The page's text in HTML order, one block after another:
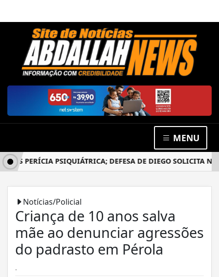
MENU
PERÍCIA PSIQUIÁTRICA; DEFESA DE DIEGO SOLICITA NOVO
Notícias/Policial
Criança de 10 anos salva
mãe ao denunciar agressões
do padrasto em Pérola
.